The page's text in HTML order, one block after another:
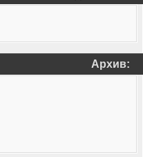
Архив: